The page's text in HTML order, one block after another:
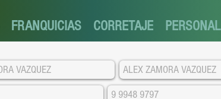
FRANQUICIAS CORRETAJE PERSONAL